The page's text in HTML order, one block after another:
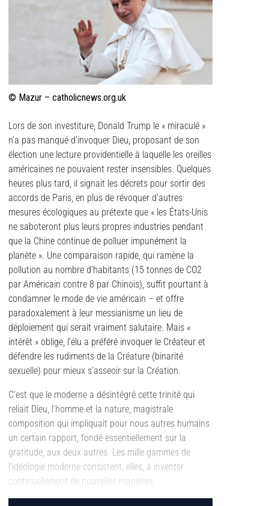
© Mazur – catholicnews.org.uk
Lors de son investiture, Donald Trump le « miraculé »
n’a pas manqué d’invoquer Dieu, proposant de son
élection une lecture providentielle à laquelle les oreilles
américaines ne pouvaient rester insensibles. Quelques
heures plus tard, il signait les décrets pour sortir des
accords de Paris, en plus de révoquer d’autres
mesures écologiques au prétexte que « les États-Unis
ne saboteront plus leurs propres industries pendant
que la Chine continue de polluer impunément la
planète ». Une comparaison rapide, qui ramène la
pollution au nombre d’habitants (15 tonnes de CO2
par Américain contre 8 par Chinois), suffit pourtant à
condamner le mode de vie américain – et offre
paradoxalement à leur messianisme un lieu de
déploiement qui serait vraiment salutaire. Mais «
intérêt » oblige, l’élu a préféré invoquer le Créateur et
défendre les rudiments de la Créature (binarité
sexuelle) pour mieux s’asseoir sur la Création.
C’est que le moderne a désintégré cette trinité qui
reliait Dieu, l’homme et la nature, magistrale
composition qui impliquait pour nous autres humains
un certain rapport, fondé essentiellement sur la
gratitude, aux deux autres. Les mille gammes de
l’idéologie moderne consistent, elles, à inventer
continuellement de nouvelles manières